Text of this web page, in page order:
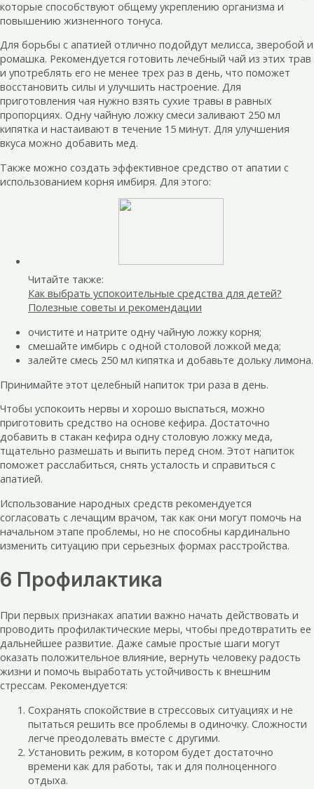
которые способствуют общему укреплению организма и
повышению жизненного тонуса.
Для борьбы с апатией отлично подойдут мелисса, зверобой и
ромашка. Рекомендуется готовить лечебный чай из этих трав
и употреблять его не менее трех раз в день, что поможет
восстановить силы и улучшить настроение. Для
приготовления чая нужно взять сухие травы в равных
пропорциях. Одну чайную ложку смеси заливают 250 мл
кипятка и настаивают в течение 15 минут. Для улучшения
вкуса можно добавить мед.
Также можно создать эффективное средство от апатии с
использованием корня имбиря. Для этого:
Читайте также:
Как выбрать успокоительные средства для детей?
Полезные советы и рекомендации
очистите и натрите одну чайную ложку корня;
смешайте имбирь с одной столовой ложкой меда;
залейте смесь 250 мл кипятка и добавьте дольку лимона.
Принимайте этот целебный напиток три раза в день.
Чтобы успокоить нервы и хорошо выспаться, можно
приготовить средство на основе кефира. Достаточно
добавить в стакан кефира одну столовую ложку меда,
тщательно размешать и выпить перед сном. Этот напиток
поможет расслабиться, снять усталость и справиться с
апатией.
Использование народных средств рекомендуется
согласовать с лечащим врачом, так как они могут помочь на
начальном этапе проблемы, но не способны кардинально
изменить ситуацию при серьезных формах расстройства.
6 Профилактика
При первых признаках апатии важно начать действовать и
проводить профилактические меры, чтобы предотвратить ее
дальнейшее развитие. Даже самые простые шаги могут
оказать положительное влияние, вернуть человеку радость
жизни и помочь выработать устойчивость к внешним
стрессам. Рекомендуется:
Сохранять спокойствие в стрессовых ситуациях и не
пытаться решить все проблемы в одиночку. Сложности
легче преодолевать вместе с другими.
Установить режим, в котором будет достаточно
времени как для работы, так и для полноценного
отдыха.